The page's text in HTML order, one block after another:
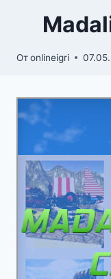
Отonlineigri